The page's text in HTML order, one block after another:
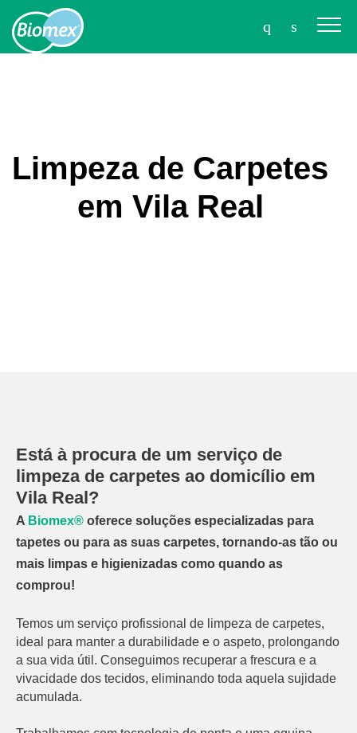
Limpeza de Carpetes
em Vila Real
Está à procura de um serviço de
limpeza de carpetes ao domicílio em
Vila Real?
A Biomex® oferece soluções especializadas para
tapetes ou para as suas carpetes, tornando-as tão ou
mais limpas e higienizadas como quando as
comprou!
Temos um serviço profissional de limpeza de carpetes,
ideal para manter a durabilidade e o aspeto, prolongando
a sua vida útil. Conseguimos recuperar a frescura e a
vivacidade dos tecidos, eliminando toda aquela sujidade
acumulada.